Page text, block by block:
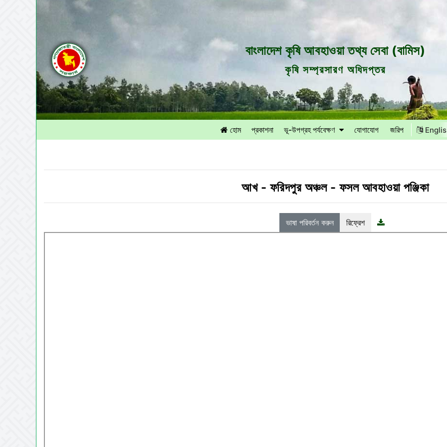
বাংলাদেশ কৃষি আবহাওয়া তথ্য সেবা (বামিস)
কৃষি সম্প্রসারণ অধিদপ্তর
হোম প্রকাশনা ভূ-উপগ্রহ পর্যবেক্ষণ যোগাযোগ জরিপ
আখ - ফরিদপুর অঞ্চল- ফসল আবহাওয়া পঞ্জিকা
ভাষা পরিবর্তন করুন রিফ্রেশ